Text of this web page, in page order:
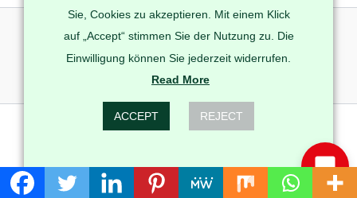
Copyright © 2026 Turbo-Fahrschule Berlin | Powered by
Sie, Cookies zu akzeptieren. Mit einem Klick
auf „Accept“ stimmen Sie der Nutzung zu. Die
Einwilligung können Sie jederzeit widerrufen.
Read More
ACCEPT REJECT